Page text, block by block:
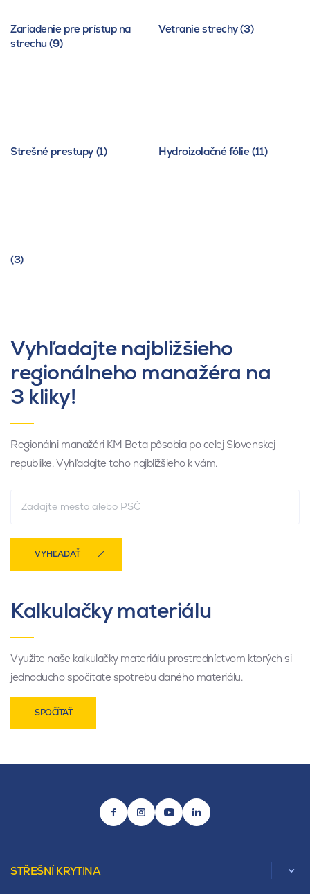
Zariadenie pre prístup na
strechu (9)
Vetranie strechy (3)
Strešné prestupy (1) Hydroizolačné fólie (11)
(3)
Vyhľadajte najbližšieho
regionálneho manažéra na
3 kliky!
Regionálni manažéri KM Beta pôsobia po celej Slovenskej
republike. Vyhľadajte toho najbližšieho k vám.
VYHĽADAŤ
Kalkulačky materiálu
Využite naše kalkulačky materiálu prostredníctvom ktorých si
jednoducho spočítate spotrebu daného materiálu.
SPOČÍTAŤ
STŘEŠNÍ KRYTINA